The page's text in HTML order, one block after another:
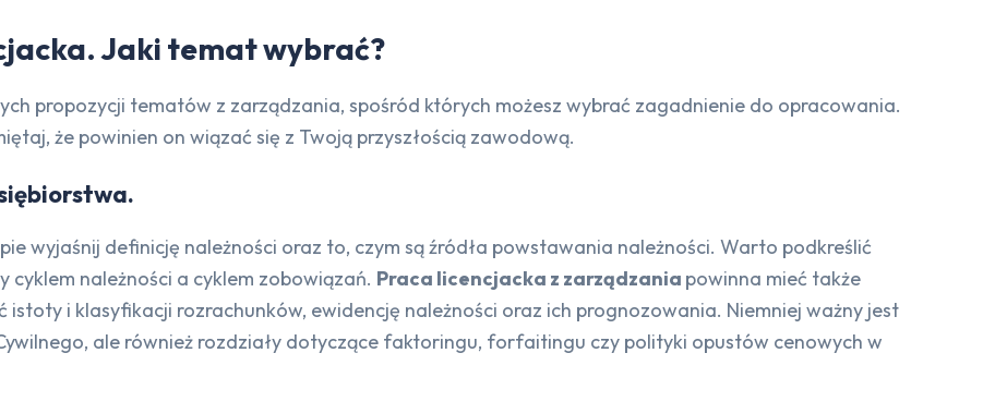
Jaki temat wybrać?
propozycji tematów z zarządzania, spośród których możesz wybrać zagadnienie do opracowania.
że powinien on wiązać się z Twoją przyszłością zawodową.
wyjaśnij definicję należności oraz to, czym są źródła powstawania należności. Warto podkreślić
należności a cyklem zobowiązań. Praca licencjacka z zarządzania powinna mieć także
istoty i klasyfikacji rozrachunków, ewidencję należności oraz ich prognozowania. Niemniej ważny jest
ale również rozdziały dotyczące faktoringu, forfaitingu czy polityki opustów cenowych w